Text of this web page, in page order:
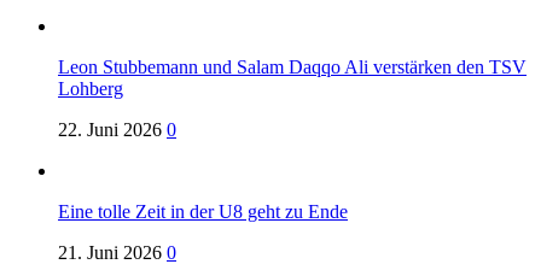
Leon Stubbemann und Salam Daqqo Ali verstärken den TSV
Lohberg
22. Juni 2026 0
Eine tolle Zeit in der U8 geht zu Ende
21. Juni 2026 0